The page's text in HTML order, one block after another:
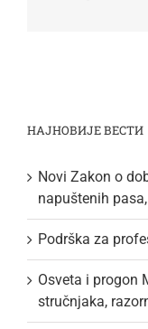
НАЈНОВИЈЕ ВЕСТИ
Novi Zakon o
napuštenih
Podrška za
Osveta i progon
stručnjaka,